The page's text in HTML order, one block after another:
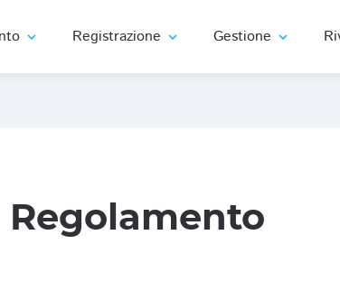
expand_more Registrazione expand_more Gestione expand_more
Regolamento